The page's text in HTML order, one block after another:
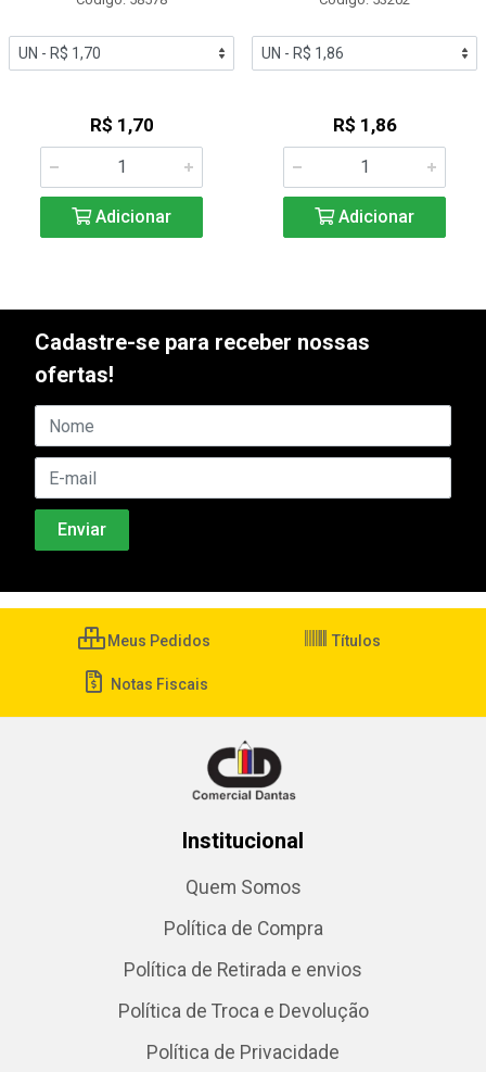
R$ 1,70
Adicionar
R$ 1,86
Adicionar
Cadastre-se para receber nossas
ofertas!
Meus Pedidos Títulos
Notas Fiscais
Institucional
Quem Somos
Política de Compra
Política de Retirada e envios
Política de Troca e Devolução
Política de Privacidade